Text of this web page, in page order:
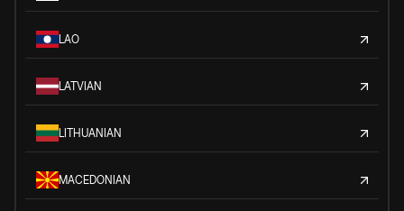
LAO
LATVIAN
LITHUANIAN
MACEDONIAN